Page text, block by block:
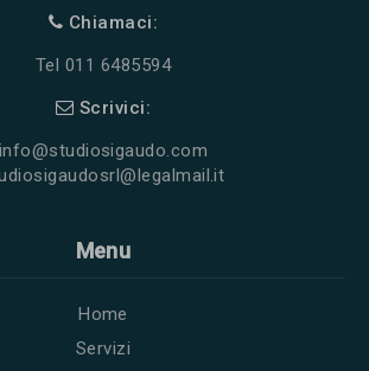
Chiamaci:
Tel 011 6485594
Scrivici:
info@studiosigaudo.com
Menu
Home
Servizi